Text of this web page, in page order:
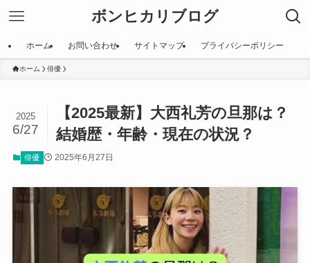
ボンヒカリブログ
ホーム お問い合わせ サイトマップ プライバシーポリシー
ホーム 俳優
【2025最新】大西礼芳の旦那は？
結婚歴・年齢・現在の状況？
2025
6/27
俳優 2025年6月27日